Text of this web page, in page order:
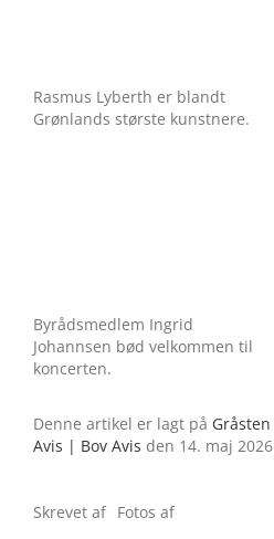
Rasmus Lyberth er blandt
Grønlands største kunstnere.
Byrådsmedlem Ingrid
Johannsen bød velkommen til
koncerten.
Denne artikel er lagt på Gråsten
Avis | Bov Avis den 14. maj 2026
Skrevet af Fotos af